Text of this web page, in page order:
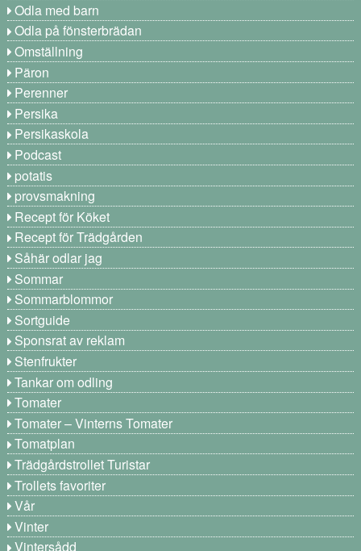
Odla med barn
Odla på fönsterbrädan
Omställning
Päron
Perenner
Persika
Persikaskola
Podcast
potatis
provsmakning
Recept för Köket
Recept för Trädgården
Såhär odlar jag
Sommar
Sommarblommor
Sortguide
Sponsrat av reklam
Stenfrukter
Tankar om odling
Tomater
Tomater – Vinterns Tomater
Tomatplan
Trädgårdstrollet Turistar
Trollets favoriter
Vår
Vinter
Vintersådd